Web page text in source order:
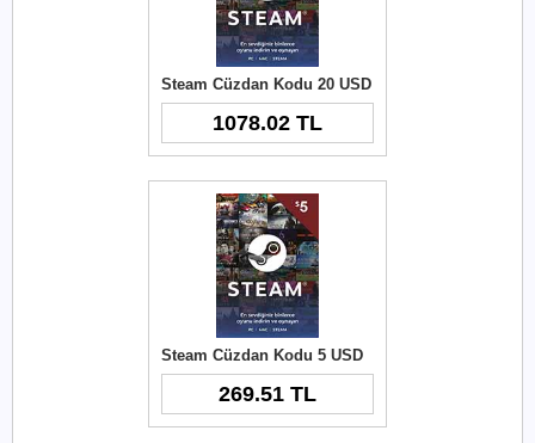
Steam Cüzdan Kodu 20 USD
1078.02 TL
Steam Cüzdan Kodu 5 USD
269.51 TL